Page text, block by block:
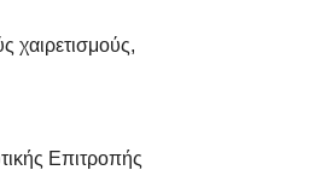
χαιρετισμούς,
Επιτροπής